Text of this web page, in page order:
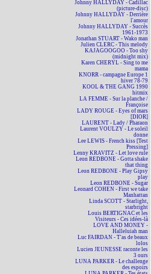
Johnny HALLYDAY - Cadillac
(picture-disc)
Johnny HALLYDAY - Derrière
l'amour
Johnny HALLYDAY - Succès
1961-1973
Jonathan STUART - Wako man
Julien CLERC - This melody
KAJAGOOGOO - Too shy
(midnight mix)
Karen CHERYL - Sing to me
mama
KNORR - campagne Europe 1
hiver 78-79
KOOL & THE GANG 1990
hitmix
LA FEMME - Sur la planche /
Françoise
LADY ROUGE - Eyes of mars
[DIOR]
LAURENT - Lady / Pharaon
Laurent VOULZY - Le soleil
donne
Lee LEWIS - French kiss [Test
Pressing]
Lenny KRAVITZ - Let love rule
Leon REDBONE - Gotta shake
that thing
Leon REDBONE - Play Gipsy
play
Leon REDBONE - Sugar
Leonard COHEN - First we take
Manhattan
Linda SCOTT - Starlight,
starbright
Louis BERTIGNAC et les
Visiteurs - Ces idées-là
LOVE AND MONEY -
Halleluiah man
Luc FAIRDAN - T'as de beaux
lolos
Lucien JEUNESSE raconte les
3 ours
LUNA PARKER - Le challenge
des espoirs